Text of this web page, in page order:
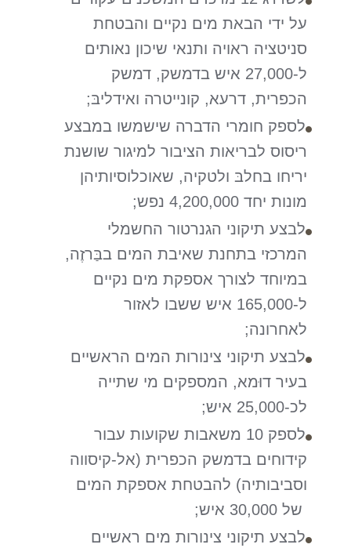
על ידי הבאת מים נקיים והבטחת
סניטציה ראויה ותנאי שיכון נאותים
ל-27,000 איש בדמשק, דמשק
הכפרית, דרעא, קונייטרה ואידליבּ;
לספק חומרי הדברה שישמשו במבצע
ריסוס לבריאות הציבור למיגור שושנת
יריחו בחלבּ ולטקיה, שאוכלוסיותיהן
מונות יחד 4,200,000 נפש;
לבצע תיקוני הגנרטור החשמלי
המרכזי בתחנת שאיבת המים בבַּרזֶה,
במיוחד לצורך אספקת מים נקיים
ל-165,000 איש ששבו לאזור
לאחרונה;
לבצע תיקוני צינורות המים הראשיים
בעיר דוּמא, המספקים מי שתייה
לכ-25,000 איש;
לספק 10 משאבות שקועות עבור
קידוחים בדמשק הכפרית (אל-קיסווה
וסביבותיה) להבטחת אספקת המים
של 30,000 איש;
לבצע תיקוני צינורות מים ראשיים